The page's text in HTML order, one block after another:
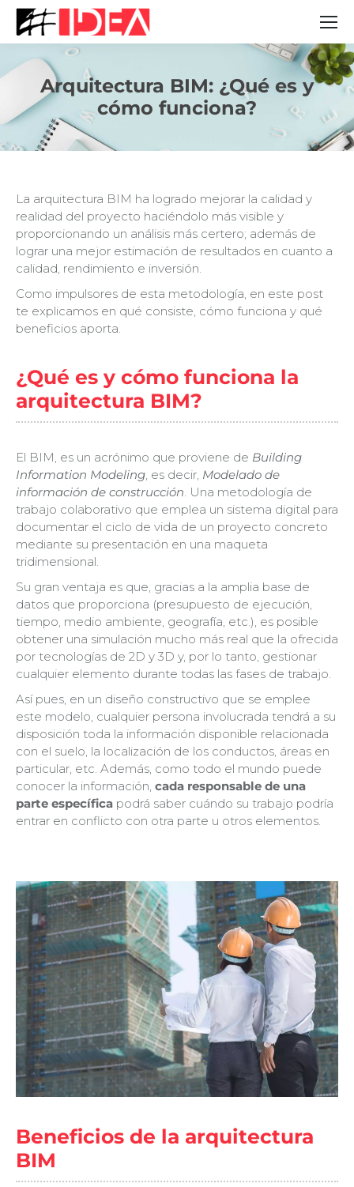
Arquitectura BIM: ¿Qué es y
cómo funciona?
Estás aquí:
La arquitectura BIM ha logrado mejorar la calidad y
realidad del proyecto haciéndolo más visible y
proporcionando un análisis más certero; además de
lograr una mejor estimación de resultados en cuanto a
calidad, rendimiento e inversión.
Como impulsores de esta metodología, en este post
te explicamos en qué consiste, cómo funciona y qué
beneficios aporta.
¿Qué es y cómo funciona la
arquitectura BIM?
El BIM, es un acrónimo que proviene de Building
Information Modeling, es decir, Modelado de
información de construcción. Una metodología de
trabajo colaborativo que emplea un sistema digital para
documentar el ciclo de vida de un proyecto concreto
mediante su presentación en una maqueta
tridimensional.
Su gran ventaja es que, gracias a la amplia base de
datos que proporciona (presupuesto de ejecución,
tiempo, medio ambiente, geografía, etc.), es posible
obtener una simulación mucho más real que la ofrecida
por tecnologías de 2D y 3D y, por lo tanto, gestionar
cualquier elemento durante todas las fases de trabajo.
Así pues, en un diseño constructivo que se emplee
este modelo, cualquier persona involucrada tendrá a su
disposición toda la información disponible relacionada
con el suelo, la localización de los conductos, áreas en
particular, etc. Además, como todo el mundo puede
conocer la información, cada responsable de una
parte específica podrá saber cuándo su trabajo podría
entrar en conflicto con otra parte u otros elementos.
Beneficios de la arquitectura
BIM